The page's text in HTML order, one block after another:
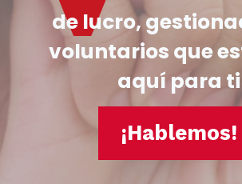
de lucro,
voluntarios que
aquí para ti
¡Hablemos!